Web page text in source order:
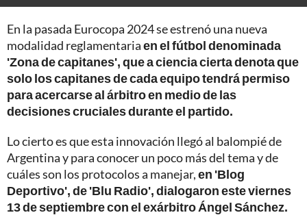
En la pasada Eurocopa 2024 se estrenó una nueva
modalidad reglamentariaen el fútbol denominada
'Zona de capitanes', que a ciencia cierta denota que
solo los capitanes de cada equipo tendrá permiso
para acercarse al árbitro en medio de las
decisiones cruciales durante el partido.
Lo cierto es que esta innovación llegó al balompié de
Argentina y para conocer un poco más del tema y de
cuáles son los protocolos a manejar,en 'Blog
Deportivo', de 'Blu Radio', dialogaron este viernes
13 de septiembre con el exárbitro Ángel Sánchez.